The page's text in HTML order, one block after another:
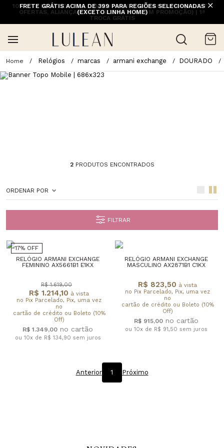
10% OFF NA 1ª COMPRA COM CUPOM PRIMEIRACOMPRA (EXCETO
OFERTAS, ALIANÇAS, RELÓGIOS E ITENS EM PROMOÇÃO) | 1ª
TROCA GRÁTIS
FRETE GRÁTIS ACIMA DE 399 PARA REGIÕES SELECIONADAS
(EXCETO LINHA HOME)
Relógios marcas armani exchange DOURADO
2PRODUTOS ENCONTRADOS
ORDENAR POR
FILTRAR
17% OFF
RELÓGIO ARMANI EXCHANGE
FEMININO AX5661B1 E1KX
R$ 1.214,10 à vista
no Pix Parcelado, Pix, uma vez
no
cartão de crédito ou Boleto (10%
Off)
R$ 1.619,00
R$ 1.349,00
ou 10x de R$ 134,90 sem juros
RELÓGIO ARMANI EXCHANGE
MASCULINO AX2871B1 C1KX
R$ 823,50 à vista
no Pix Parcelado, Pix, uma vez
no
cartão de crédito ou Boleto (10%
Off)
R$ 915,00
ou 10x de R$ 91,50 sem juros
Anterior 1 Próximo